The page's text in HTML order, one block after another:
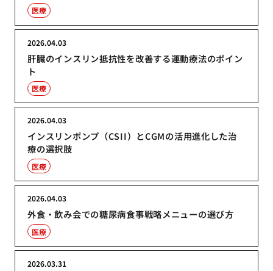
医療
肝臓のインスリン抵抗性を改善する運動療法のポイン
ト
2026.04.03
医療
インスリンポンプ（CSII）とCGMの活用進化した治
療の選択肢
2026.04.03
医療
外食・飲み会での糖尿病食事戦略メニューの選び方
2026.04.03
医療
2026.03.31